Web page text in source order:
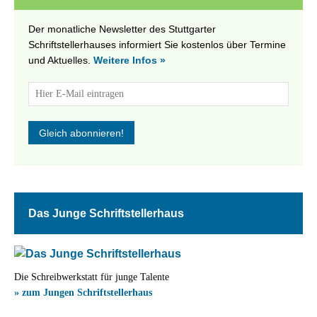
Der monatliche Newsletter des Stuttgarter
Schriftstellerhauses informiert Sie kostenlos über Termine
und Aktuelles. Weitere Infos »
Das Junge Schriftstellerhaus
Die Schreibwerkstatt für junge Talente
» zum Jungen Schriftstellerhaus